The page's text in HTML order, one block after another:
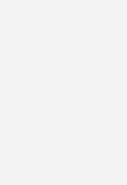
технологии.
для
углеродистых
применяется
Подобрать один
можно на
использованию